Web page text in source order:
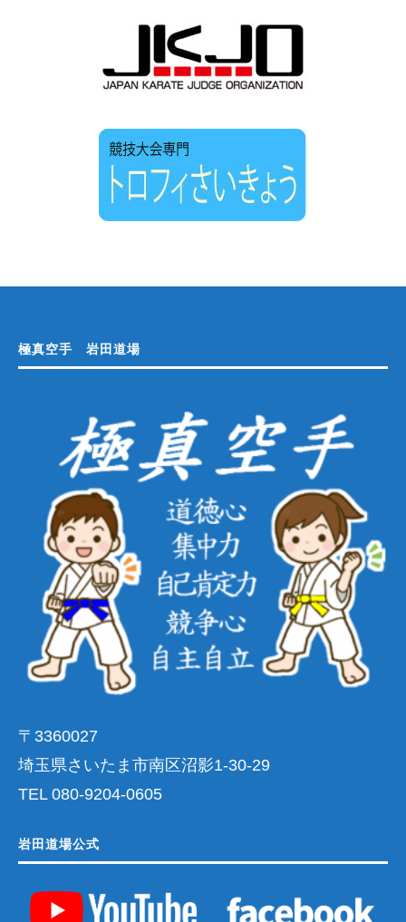
極真空手 岩田道場
〒3360027
埼玉県さいたま市南区沼影1-30-29
TEL 080-9204-0605
岩田道場公式